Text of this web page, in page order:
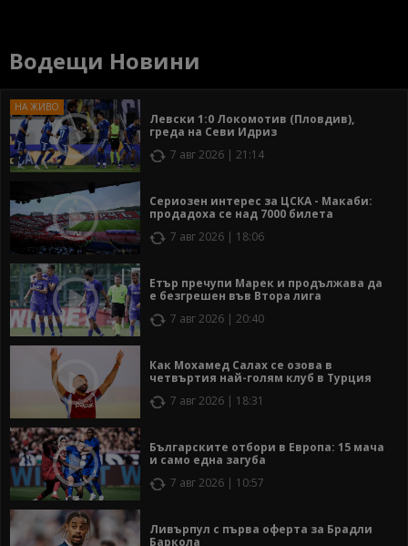
Водещи Новини
Левски 1:0 Локомотив (Пловдив),
греда на Севи Идриз
7 авг 2026 | 21:14
Сериозен интерес за ЦСКА - Макаби:
продадоха се над 7000 билета
7 авг 2026 | 18:06
Етър пречупи Марек и продължава да
е безгрешен във Втора лига
7 авг 2026 | 20:40
Как Мохамед Салах се озова в
четвъртия най-голям клуб в Турция
7 авг 2026 | 18:31
Българските отбори в Европа: 15 мача
и само една загуба
7 авг 2026 | 10:57
Ливърпул с първа оферта за Брадли
Баркола